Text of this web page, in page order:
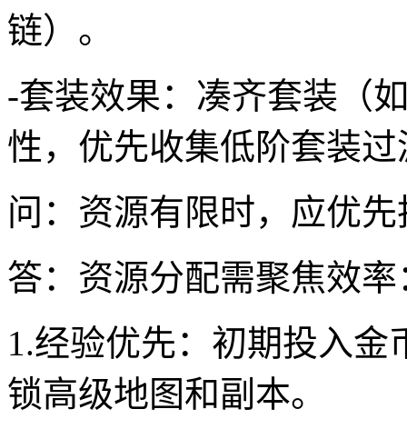
链）。
-套装效果：凑齐套装（
性，优先收集低阶套装过
问：资源有限时，应优
答：资源分配需聚焦效率
1.经验优先：初期投入
锁高级地图和副本。